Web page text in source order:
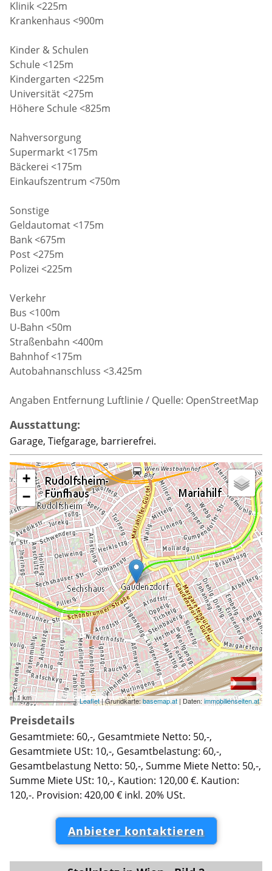
Klinik <225m
Krankenhaus <900m
Kinder & Schulen
Schule <125m
Kindergarten <225m
Universität <275m
Höhere Schule <825m
Nahversorgung
Supermarkt <175m
Bäckerei <175m
Einkaufszentrum <750m
Sonstige
Geldautomat <175m
Bank <675m
Post <275m
Polizei <225m
Verkehr
Bus <100m
U-Bahn <50m
Straßenbahn <400m
Bahnhof <175m
Autobahnanschluss <3.425m
Angaben Entfernung Luftlinie / Quelle: OpenStreetMap
Ausstattung:
Garage, Tiefgarage, barrierefrei.
+
−
1 km Leaflet| Grundkarte: basemap.at| Daten:immobilienseiten.at
Preisdetails
Gesamtmiete: 60,-, Gesamtmiete Netto: 50,-,
Gesamtmiete USt: 10,-, Gesamtbelastung: 60,-,
Gesamtbelastung Netto: 50,-, Summe Miete Netto: 50,-,
Summe Miete USt: 10,-, Kaution: 120,00 €. Kaution:
120,-. Provision: 420,00 € inkl. 20% USt.
Anbieter kontaktieren